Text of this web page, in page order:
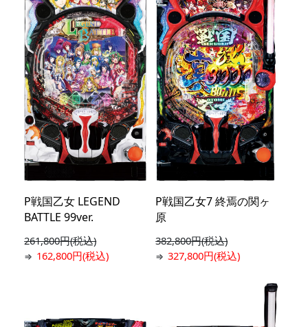
P戦国乙女 LEGEND
BATTLE 99ver.
261,800円(税込)
⇒ 162,800円(税込)
P戦国乙女7 終焉の関ヶ
原
382,800円(税込)
⇒327,800円(税込)